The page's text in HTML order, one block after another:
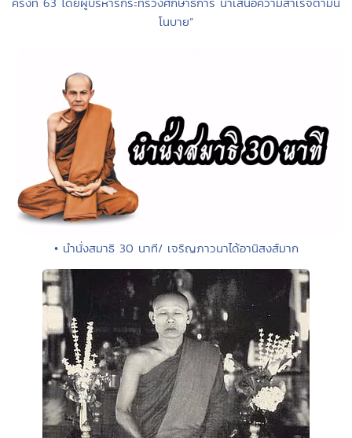
โนบาย”
• นำนั่งสมาธิ 30 นาที/ เจริญภาวนาได้อานิสงส์มาก